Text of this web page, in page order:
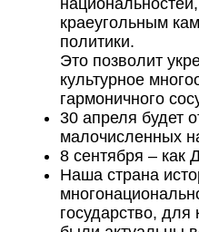
краеугольным
политики.
Это позволит
культурное
гармоничного
30 апреля будет
малочисленных
8 сентября – как
Наша страна
государство, для